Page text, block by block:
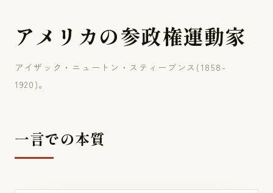
アメ リ カの参政権運動家
アイザック・ニュートン・スティーブンス(1858-
1920)。
一言での本質